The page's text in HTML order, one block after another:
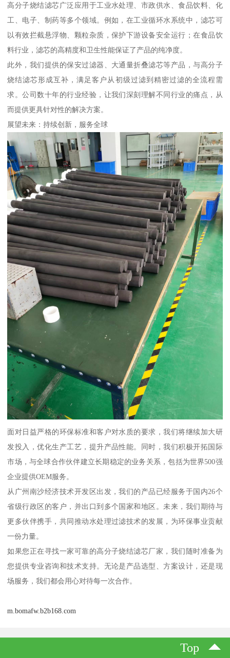
高分子烧结滤芯广泛应用于工业水处理、市政供水、食品饮料、化
工、电子、制药等多个领域。例如，在工业循环水系统中，滤芯可
以有效拦截悬浮物、颗粒杂质，保护下游设备安全运行；在食品饮
料行业，滤芯的高精度和卫生性能保证了产品的纯净度。
此外，我们提供的保安过滤器、大通量折叠滤芯等产品，与高分子
烧结滤芯形成互补，满足客户从初级过滤到精密过滤的全流程需
求。公司数十年的行业经验，让我们深刻理解不同行业的痛点，从
而提供更具针对性的解决方案。
展望未来：持续创新，服务全球
面对日益严格的环保标准和客户对水质的要求，我们将继续加大研
发投入，优化生产工艺，提升产品性能。同时，我们积极开拓国际
市场，与全球合作伙伴建立长期稳定的业务关系，包括为世界500强
企业提供OEM服务。
从广州南沙经济技术开发区出发，我们的产品已经服务于国内26个
省级行政区的客户，并出口到多个国家和地区。未来，我们期待与
更多伙伴携手，共同推动水处理过滤技术的发展，为环保事业贡献
一份力量。
如果您正在寻找一家可靠的高分子烧结滤芯厂家，我们随时准备为
您提供专业咨询和技术支持。无论是产品选型、方案设计，还是现
场服务，我们都会用心对待每一次合作。
m.bomafw.b2b168.com
Top